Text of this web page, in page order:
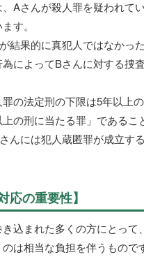
、Aさんが殺人罪を疑われて
す。
結果的に真犯人ではなかっ
によってBさんに対する捜
の法定刑の下限は5年以上
の刑に当たる罪」であるこ
んには犯人蔵匿罪が成立す
応の重要性】
込まれた多くの方にとって
は相当な負担を伴うもので